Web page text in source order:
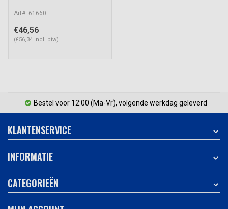
Art#: 61660
€46,56
(€56,34 Incl. btw)
Bestel voor 12:00 (Ma-Vr), volgende werkdag geleverd
KLANTENSERVICE
INFORMATIE
CATEGORIEËN